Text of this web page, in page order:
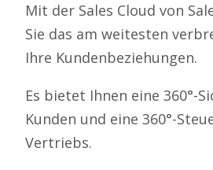
Mit der Sales Cloud von
Sie das am weitesten
Ihre Kundenbeziehungen.
Es bietet Ihnen eine 360°-
Kunden und eine 360°-
Vertriebs.